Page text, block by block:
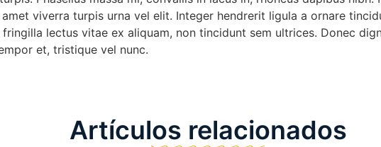
viverra turpis urna vel elit. Integer hendrerit ligula a ornare
lectus vitae ex aliquam, non tincidunt sem ultrices. Donec
et, tristique vel nunc.
Artículos relacionados